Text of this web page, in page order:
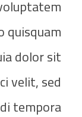
quisquam
dolor sit
velit, sed
tempora